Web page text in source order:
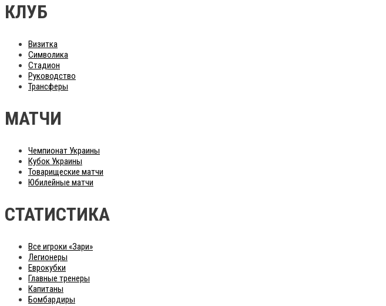
КЛУБ
Визитка
Символика
Стадион
Руководство
Трансферы
МАТЧИ
Чемпионат Украины
Кубок Украины
Товарищеские матчи
Юбилейные матчи
СТАТИСТИКА
Все игроки «Зари»
Легионеры
Еврокубки
Главные тренеры
Капитаны
Бомбардиры